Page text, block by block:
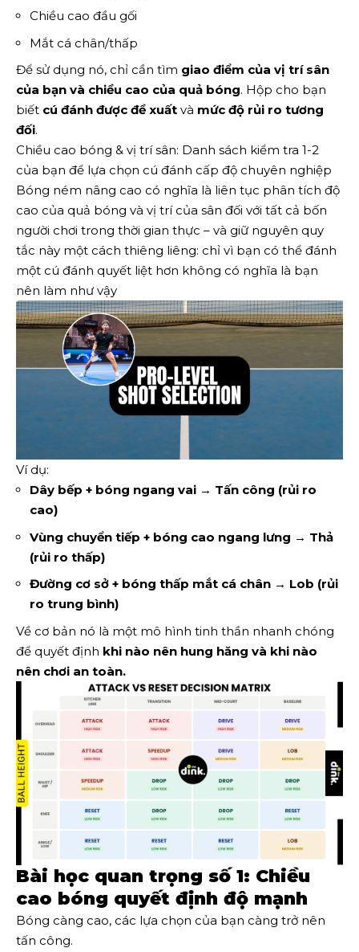
Chiều cao đầu gối
Mắt cá chân/thấp
Để sử dụng nó, chỉ cần tìm giao điểm của vị trí sân
của bạn và chiều cao của quả bóng. Hộp cho bạn
biết cú đánh được đề xuất và mức độ rủi ro tương
đối.
Chiều cao bóng & vị trí sân: Danh sách kiểm tra 1-2
của bạn để lựa chọn cú đánh cấp độ chuyên nghiệp
Bóng ném nâng cao có nghĩa là liên tục phân tích độ
cao của quả bóng và vị trí của sân đối với tất cả bốn
người chơi trong thời gian thực – và giữ nguyên quy
tắc này một cách thiêng liêng: chỉ vì bạn có thể đánh
một cú đánh quyết liệt hơn không có nghĩa là bạn
nên làm như vậy
Ví dụ:
Dây bếp + bóng ngang vai → Tấn công (rủi ro
cao)
Vùng chuyển tiếp + bóng cao ngang lưng → Thả
(rủi ro thấp)
Đường cơ sở + bóng thấp mắt cá chân → Lob (rủi
ro trung bình)
Về cơ bản nó là một mô hình tinh thần nhanh chóng
để quyết định khi nào nên hung hăng và khi nào
nên chơi an toàn.
Bài học quan trọng số 1: Chiều
cao bóng quyết định độ mạnh
Bóng càng cao, các lựa chọn của bạn càng trở nên
tấn công.